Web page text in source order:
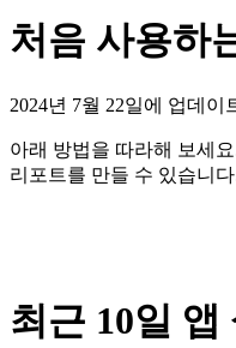
처음 사용하
2024년 7월 22일에 업데이
아래 방법을 따라해 보세
리포트를 만들 수 있습니
최근 10일